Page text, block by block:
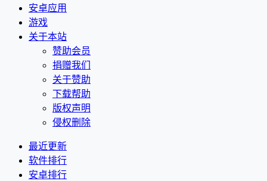
安卓应用
游戏
关于本站
赞助会员
捐赠我们
关于赞助
下载帮助
版权声明
侵权删除
最近更新
软件排行
安卓排行